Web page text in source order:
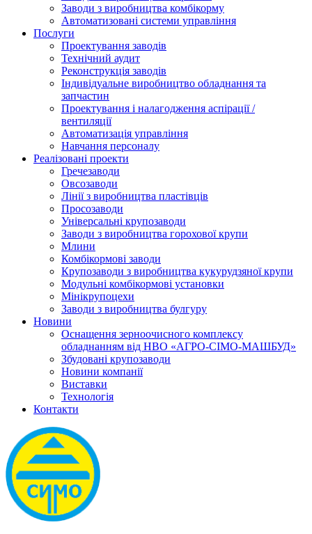
Заводи з виробництва комбікорму
Автоматизовані системи управління
Послуги
Проектування заводів
Технічний аудит
Реконструкція заводів
Індивідуальне виробництво обладнання та
запчастин
Проектування і налагодження аспірації /
вентиляції
Автоматизація управління
Навчання персоналу
Реалізовані проекти
Гречезаводи
Овсозаводи
Лінії з виробництва пластівців
Просозаводи
Універсальні крупозаводи
Заводи з виробництва горохової крупи
Млини
Комбікормові заводи
Крупозаводи з виробництва кукурудзяної крупи
Модульні комбікормові установки
Мінікрупоцехи
Заводи з виробництва булгуру
Новини
Оснащення зерноочисного комплексу
обладнанням від НВО «АГРО-СІМО-МАШБУД»
Збудовані крупозаводи
Новини компанії
Виставки
Технологія
Контакти